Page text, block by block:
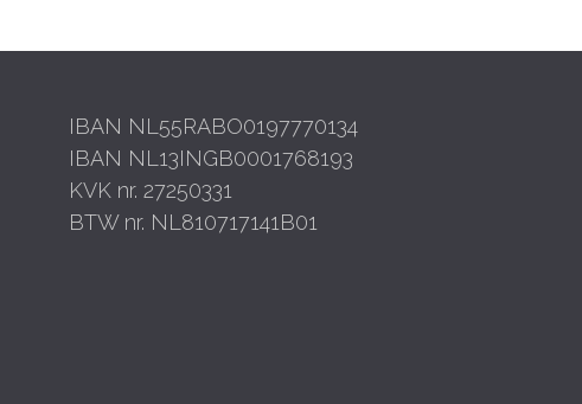
IBAN NL55RABO0197770134
IBAN NL13INGB0001768193
KVK nr. 27250331
BTW nr. NL810717141B01